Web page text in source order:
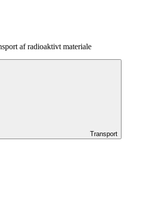
af radioaktivt materiale
Transport